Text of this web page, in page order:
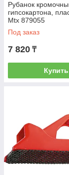
Рубанок
гипсокартона,
Mtx 879055
Под заказ
7 820 ₸
Купить